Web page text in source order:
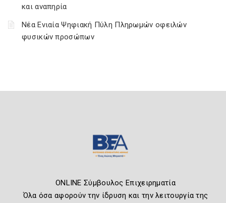
και αναπηρία
Νέα Ενιαία Ψηφιακή Πύλη Πληρωμών οφειλών
φυσικών προσώπων
ONLINE Σύμβουλος Επιχειρηματία
Όλα όσα αφορούν την ίδρυση και την λειτουργία της